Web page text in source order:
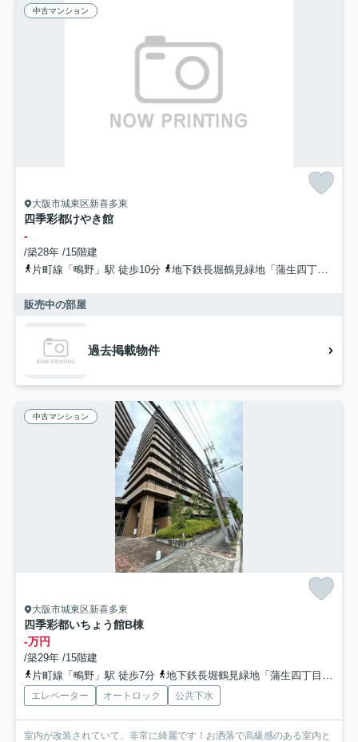
中古マンション
大阪市城東区新喜多東
四季彩都けやき館
-
/築28年 /15階建
片町線「鴫野」駅 徒歩10分
地下鉄長堀鶴見緑地「蒲生四丁目」駅 徒歩13分
販売中の部屋
過去掲載物件
中古マンション
大阪市城東区新喜多東
四季彩都いちょう館B棟
-万円
/築29年 /15階建
片町線「鴫野」駅 徒歩7分
地下鉄長堀鶴見緑地「蒲生四丁目」駅 徒歩16分
エレベーター オートロック 公共下水
室内が改装されていて、非常に綺麗です！お洒落で高級感のある室内と